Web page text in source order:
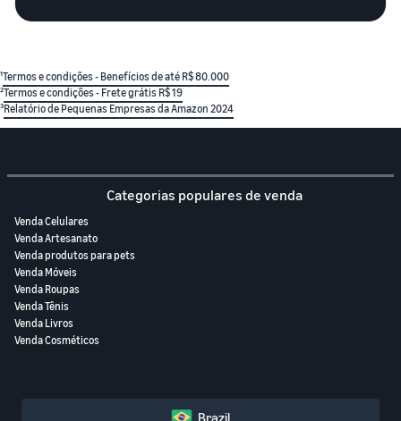
¹Termos e condições - Benefícios de até R$ 80.000
²Termos e condições - Frete grátis R$ 19
³Relatório de Pequenas Empresas da Amazon 2024
Categorias populares de venda
Venda Celulares
Venda Artesanato
Venda produtos para pets
Venda Móveis
Venda Roupas
Venda Tênis
Venda Livros
Venda Cosméticos